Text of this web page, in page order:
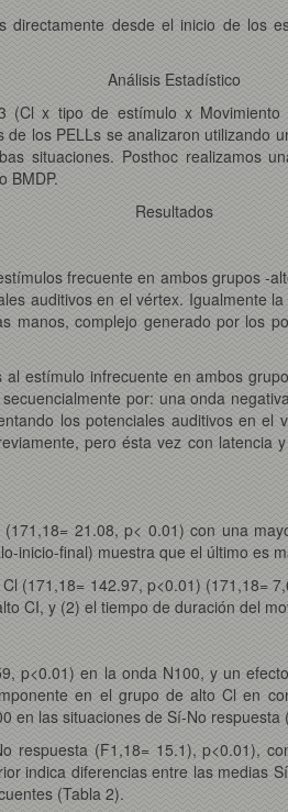
directamente desde el inicio de los
Análisis Estadístico
(Cl x tipo de estímulo x
los PELLs se analizaron utilizando
situaciones. Posthoc realizamos
BMDP.
Resultados
frecuente en ambos grupos -
auditivos en el vértex. Igualmente
manos, complejo generado por los
estímulo infrecuente en ambos
por: una onda
los potenciales auditivos en
pero ésta vez con
21.08, p< 0.01) con una
inicio-final) muestra que el último es
(171,18= 142.97, p<0.01) (171,18=
CI, y (2) el tiempo de duración del
p<0.01) en la onda N100, y un
en el grupo de alto Cl en
en las situaciones de Sí-No
respuesta (F1,18= 15.1), p<0.01),
indica diferencias entre las medias
(Tabla 2).